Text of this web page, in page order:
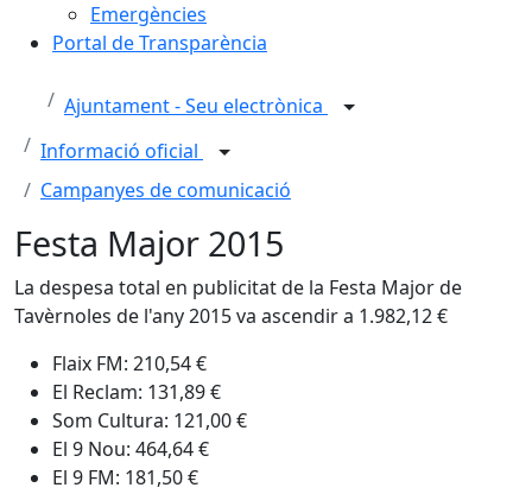
Emergències
Portal de Transparència
Ajuntament - Seu electrònica
Informació oficial
Campanyes de comunicació
Festa Major 2015
La despesa total en publicitat de la Festa Major de
Tavèrnoles de l'any 2015 va ascendir a 1.982,12 €
Flaix FM: 210,54 €
El Reclam: 131,89 €
Som Cultura: 121,00 €
El 9 Nou: 464,64 €
El 9 FM: 181,50 €